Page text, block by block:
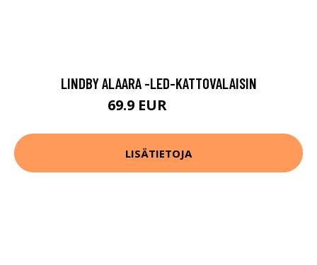
LINDBY ALAARA -LED-KATTOVALAISIN
69.9 EUR
LISÄTIETOJA